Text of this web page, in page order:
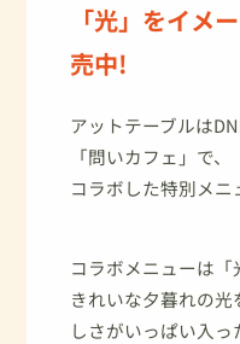
「光」をイメ
売中!
アットテーブルは
「問いカフェ」で
コラボした特別メニ
コラボメニューは「
きれいな夕暮れの
しさがいっぱい入